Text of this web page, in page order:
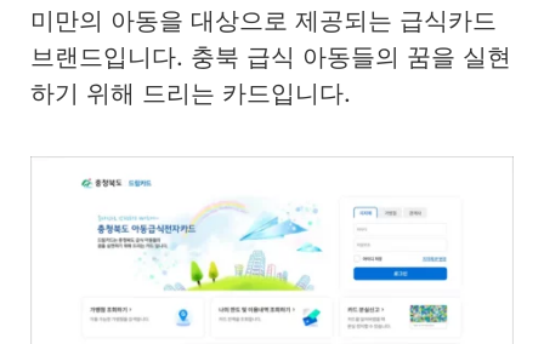
미만의 아동을 대상으로 제공되는 급식카드
브랜드입니다. 충북 급식 아동들의 꿈을 실현
하기 위해 드리는 카드입니다.